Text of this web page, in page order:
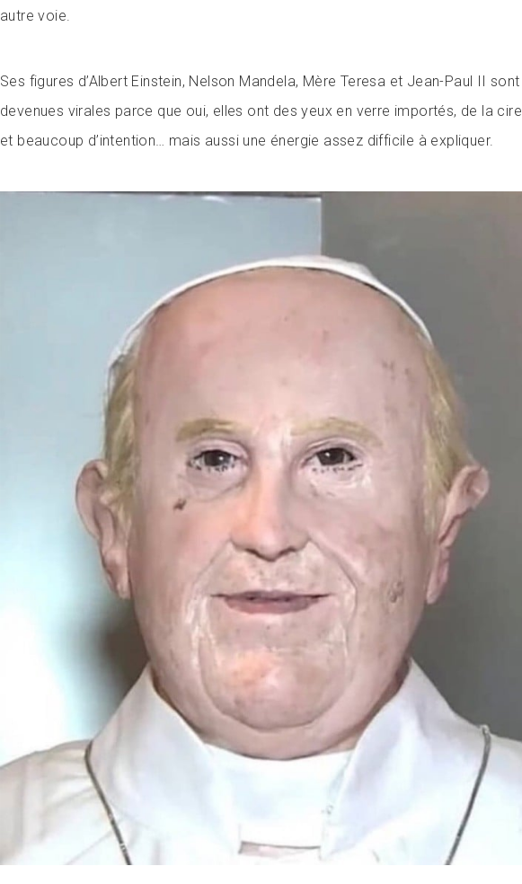
autre voie.
Ses figures d’Albert Einstein, Nelson Mandela, Mère Teresa et Jean-Paul II sont
devenues virales parce que oui, elles ont des yeux en verre importés, de la cire
et beaucoup d’intention… mais aussi une énergie assez difficile à expliquer.